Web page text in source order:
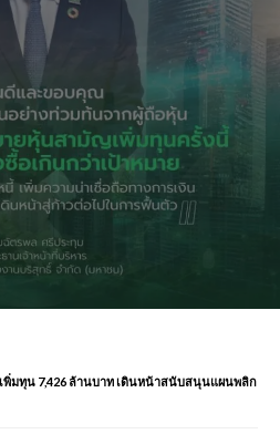
พิ่มทุน 7,426 ล้านบาท เดินหน้าสนับสนุนแผนพลิก